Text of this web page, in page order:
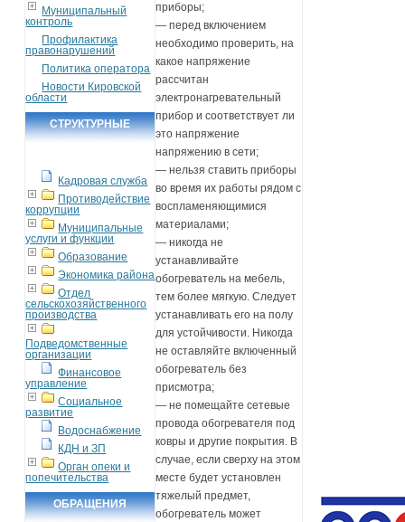
Муниципальный
контроль
Профилактика
правонарушений
Политика оператора
Новости Кировской
области
СТРУКТУРНЫЕ
Кадровая служба
Противодействие
коррупции
Муниципальные
услуги и функции
Образование
Экономика района
Отдел
сельскохозяйственного
производства
Подведомственные
организации
Финансовое
управление
Социальное
развитие
Водоснабжение
КДН и ЗП
Орган опеки и
попечительства
ОБРАЩЕНИЯ
приборы;
— перед включением
необходимо проверить, на
какое напряжение
рассчитан
электронагревательный
прибор и соответствует ли
это напряжение
напряжению в сети;
— нельзя ставить приборы
во время их работы рядом с
воспламеняющимися
материалами;
— никогда не
устанавливайте
обогреватель на мебель,
тем более мягкую. Следует
устанавливать его на полу
для устойчивости. Никогда
не оставляйте включенный
обогреватель без
присмотра;
— не помещайте сетевые
провода обогревателя под
ковры и другие покрытия. В
случае, если сверху на этом
месте будет установлен
тяжелый предмет,
обогреватель может